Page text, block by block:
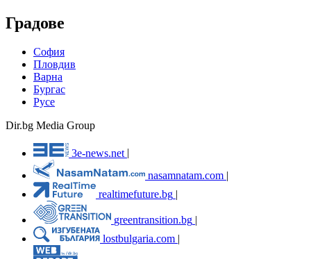
Градове
София
Пловдив
Варна
Бургас
Русе
Dir.bg Media Group
3e-news.net
nasamnatam.com |
realtimefuture.bg |
greentransition.bg |
lostbulgaria.com |